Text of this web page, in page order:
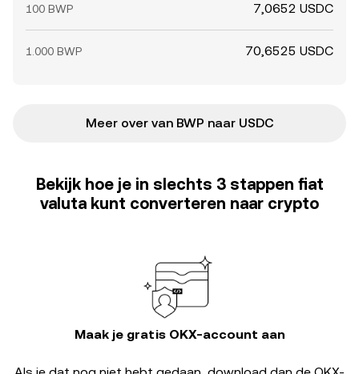
100 BWP 7,0652 USDC
1.000 BWP 70,6525 USDC
Meer over van BWP naar USDC
Bekijk hoe je in slechts 3 stappen fiat
valuta kunt converteren naar crypto
Maak je gratis OKX-account aan